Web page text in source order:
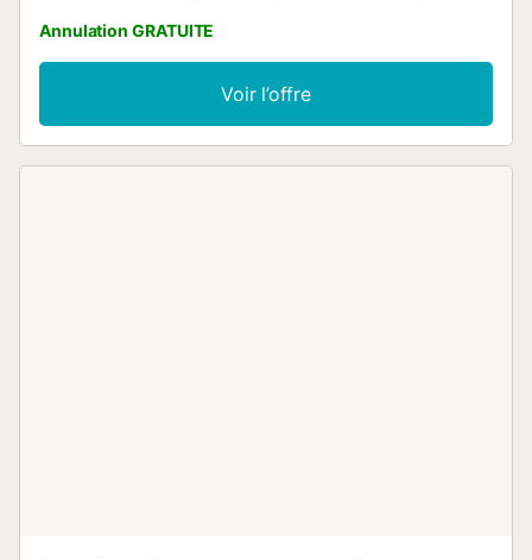
pied. Le studio offre une vue sur la mer et un ascenseur
facilite vos déplacements. Détendez-vous sur votre
terrasse couverte privative ou profitez du jardin commun
et de la piscine extérieure, ouverte toute l’année. Une
douche extérieure est à votre disposition après la piscine
Annulation GRATUITE
Voir l’offre